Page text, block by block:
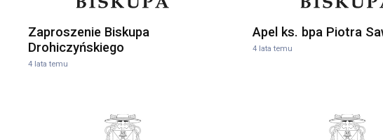
Zaproszenie Biskupa
Drohiczyńskiego
4 lata temu
Apel ks. bpa Piotra
4 lata temu